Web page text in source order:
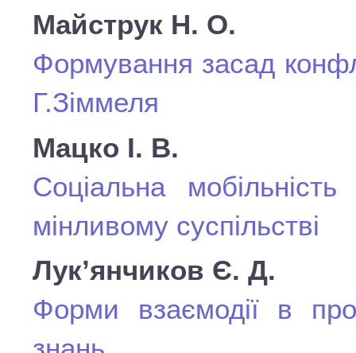
Майструк Н. О.
Формування засад
Г.Зіммеля
Мацко І. В.
Соціальна
мінливому суспільстві
Лук’янчиков Є. Д.
Форми взаємодії в